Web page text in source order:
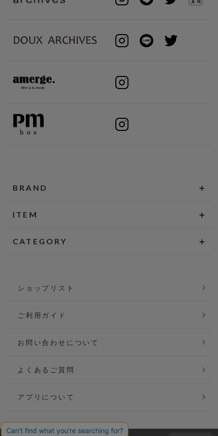
BRAND
ITEM
CATEGORY
ショップリスト
ご利用ガイド
お問い合わせについて
よくあるご質問
アプリについて